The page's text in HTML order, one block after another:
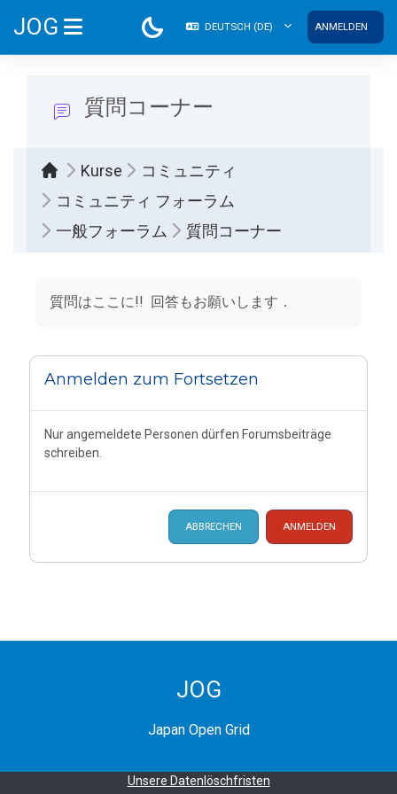
JOG
WEBSITE-ÜBERSICHT
DEUTSCH ‎(DE)‎ ANMELDEN
質問コーナー
Kurse
コミュニティ
コミュニティ フォーラム
一般フォーラム
質問コーナー
質問はここに!! 回答もお願いします．
Anmelden zum Fortsetzen
Nur angemeldete Personen dürfen Forumsbeiträge
schreiben.
ABBRECHEN ANMELDEN
JOG
Japan Open Grid
Unsere Datenlöschfristen